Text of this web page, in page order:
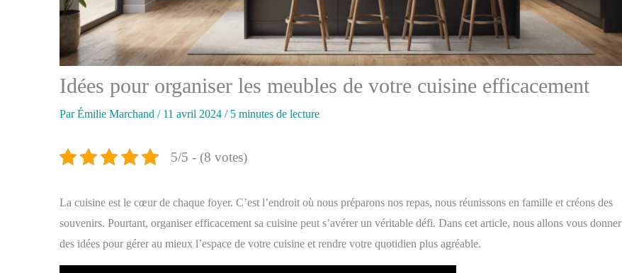
Idées pour organiser les meubles de votre cuisine efficacement
ParÉmilie Marchand / 11 avril 2024 / 5 minutes de lecture
5/5 - (8 votes)
La cuisine est le cœur de chaque foyer. C’est l’endroit où nous préparons nos repas, nous réunissons en famille et créons des
souvenirs. Pourtant, organiser efficacement sa cuisine peut s’avérer un véritable défi. Dans cet article, nous allons vous donner
des idées pour gérer au mieux l’espace de votre cuisine et rendre votre quotidien plus agréable.